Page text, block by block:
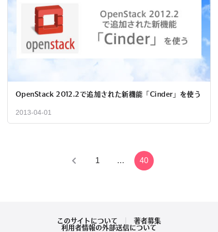
OpenStack 2012.2で追加された新機能「Cinder」を使う
2013-04-01
1 … 40
このサイトについて
著者募集
利用者情報の外部送信について